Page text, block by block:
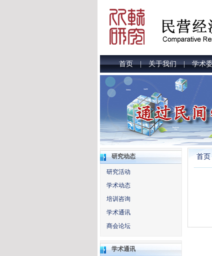
首页|关于我们|学术
研究动态
研究活动
学术动态
培训咨询
学术通讯
商会论坛
学术通讯
首页